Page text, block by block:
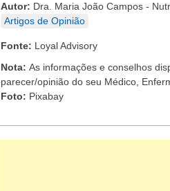
Autor: Dra. Maria João Campos -
Artigos de Opinião
Fonte: Loyal Advisory
Nota: As informações e conselhos
parecer/opinião do seu Médico,
Foto: Pixabay